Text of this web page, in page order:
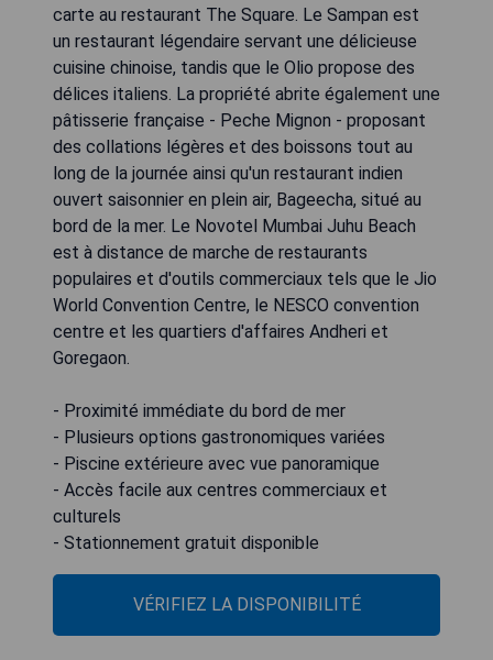
carte au restaurant The Square. Le Sampan est
un restaurant légendaire servant une délicieuse
cuisine chinoise, tandis que le Olio propose des
délices italiens. La propriété abrite également une
pâtisserie française - Peche Mignon - proposant
des collations légères et des boissons tout au
long de la journée ainsi qu'un restaurant indien
ouvert saisonnier en plein air, Bageecha, situé au
bord de la mer. Le Novotel Mumbai Juhu Beach
est à distance de marche de restaurants
populaires et d'outils commerciaux tels que le Jio
World Convention Centre, le NESCO convention
centre et les quartiers d'affaires Andheri et
Goregaon.
- Proximité immédiate du bord de mer
- Plusieurs options gastronomiques variées
- Piscine extérieure avec vue panoramique
- Accès facile aux centres commerciaux et
culturels
- Stationnement gratuit disponible
VÉRIFIEZ LA DISPONIBILITÉ